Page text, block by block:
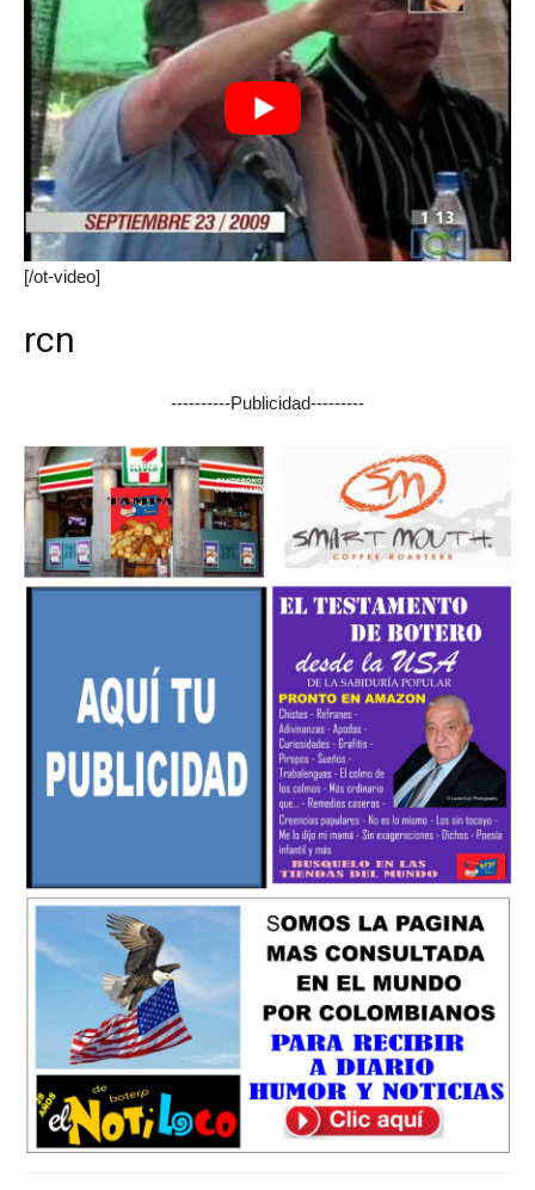
[/ot-video]
rcn
----------Publicidad---------